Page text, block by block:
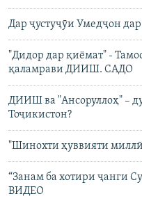
Дар ҷустуҷӯи Умедҷон
"Дидор дар қиёмат" -
қаламрави ДИИШ. САДО
ДИИШ ва "Ансоруллоҳ" –
Тоҷикистон?
"Шинохти ҳуввияти
“Занам ба хотири ҷанги
ВИДЕО